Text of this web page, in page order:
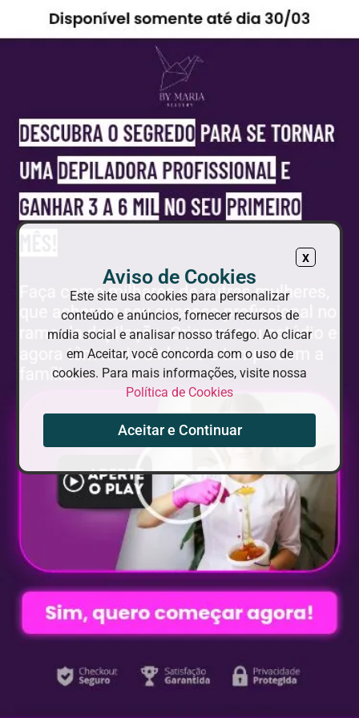
x
Aviso de Cookies
Este site usa cookies para personalizar
conteúdo e anúncios, fornecer recursos de
mídia social e analisar nosso tráfego. Ao clicar
em Aceitar, você concorda com o uso de
cookies. Para mais informações, visite nossa
Política de Cookies
Aceitar e Continuar